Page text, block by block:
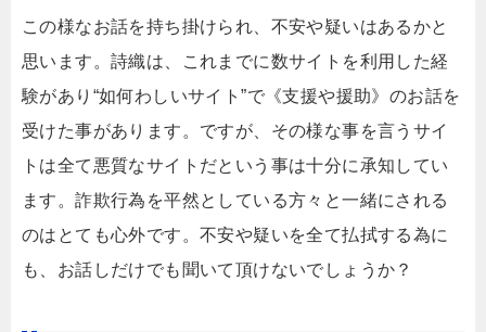
この様なお話を持ち掛けられ、不安や疑いはあるかと
思います。詩織は、これまでに数サイトを利用した経
験があり“如何わしいサイト”で《支援や援助》のお話を
受けた事があります。ですが、その様な事を言うサイ
トは全て悪質なサイトだという事は十分に承知してい
ます。詐欺行為を平然としている方々と一緒にされる
のはとても心外です。不安や疑いを全て払拭する為に
も、お話しだけでも聞いて頂けないでしょうか？